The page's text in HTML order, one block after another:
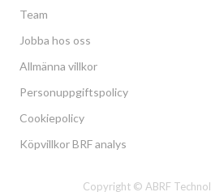
Team
Jobba hos oss
Allmänna villkor
Personuppgiftspolicy
Cookiepolicy
Köpvillkor BRF analys
Copyright © ABRF